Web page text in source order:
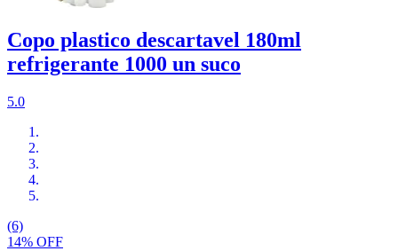
Copo plastico descartavel 180ml
refrigerante 1000 un suco
5.0
(6)
14% OFF